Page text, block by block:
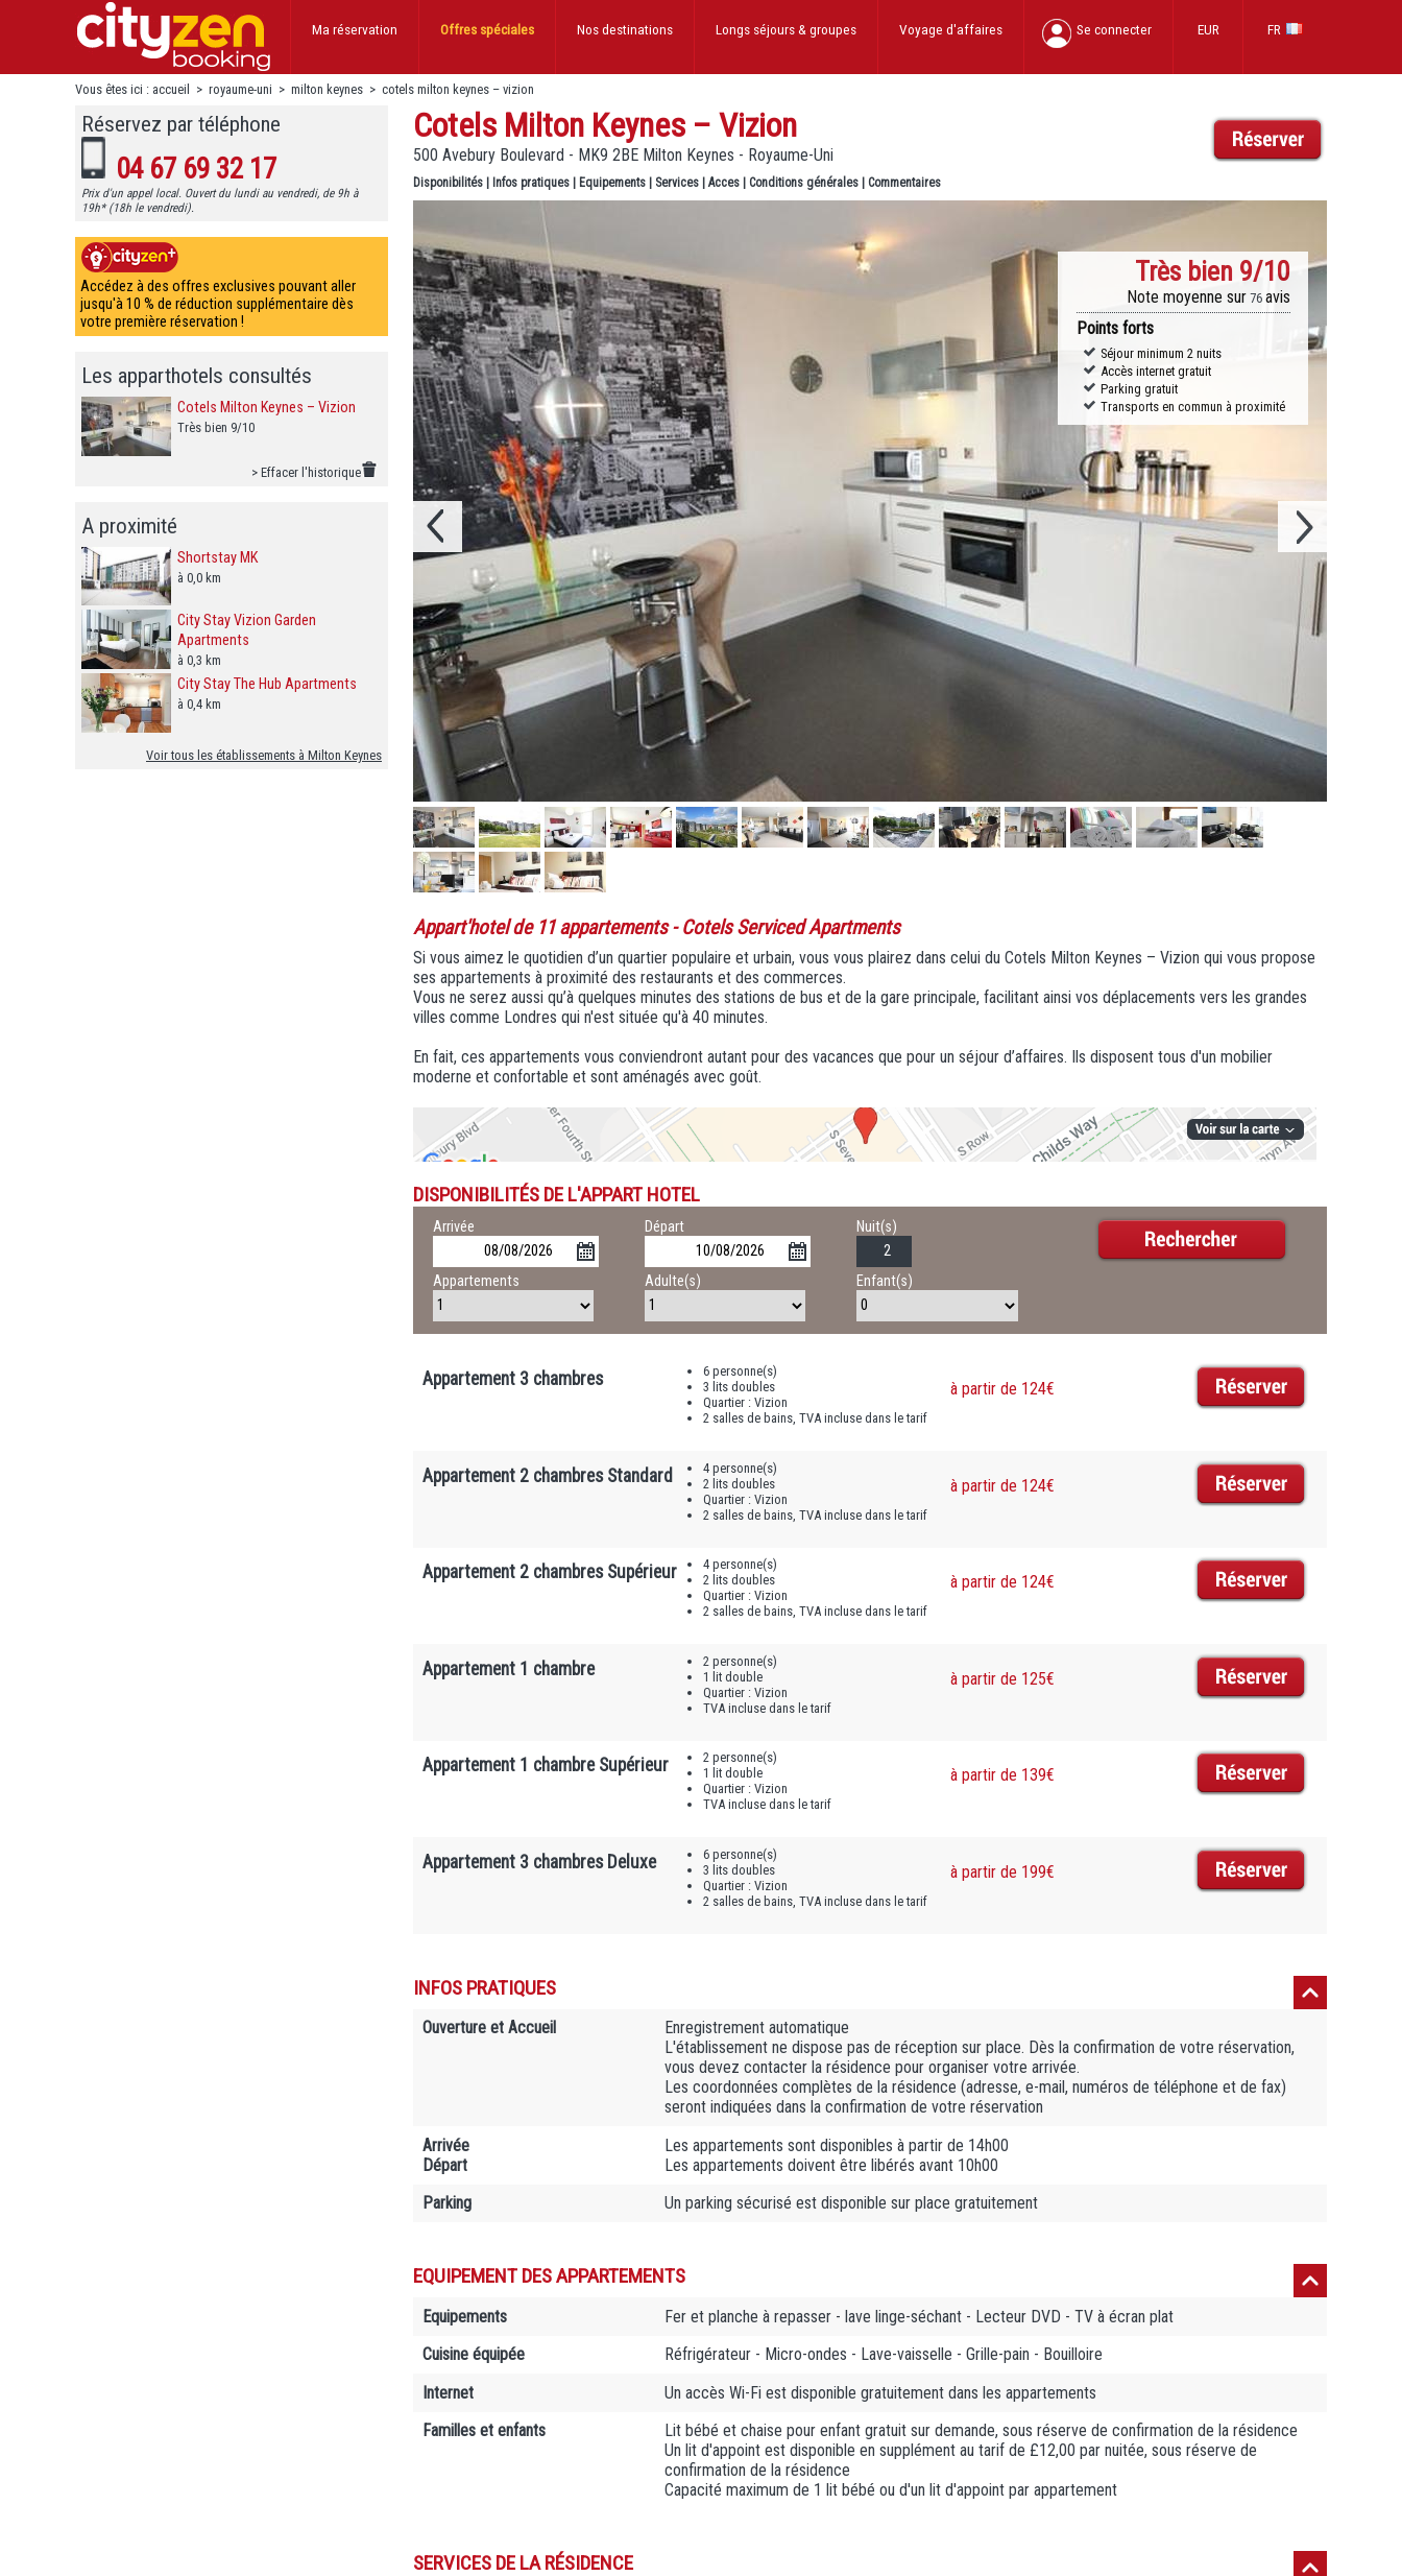
FR
EUR
Se connecter
Voyage d'affaires
Longs séjours& groupes
Nos destinations
Offres spéciales
Ma réservation
Vous êtes ici : accueil > royaume-uni > milton keynes > cotels milton keynes – vizion
Réservez par téléphone
04 67 69 32 17
Prix d'un appel local. Ouvert du lundi au vendredi, de 9h à
19h* (18h le vendredi).
Accédez à des offres exclusives pouvant aller
jusqu'à 10 % de réduction supplémentaire dès
votre première réservation !
Les apparthotels consultés
Cotels Milton Keynes – Vizion
Très bien 9/10
> Effacer l'historique
A proximité
Shortstay MK
à 0,0 km
City Stay Vizion Garden
Apartments
à 0,3 km
City Stay The Hub Apartments
à 0,4 km
Voir tous les établissements à Milton Keynes
Cotels Milton Keynes – Vizion
500 Avebury Boulevard - MK9 2BE Milton Keynes - Royaume-Uni
Disponibilités Infos pratiques Equipements Services |Acces Conditions générales Commentaires
Très bien 9/10
Note moyenne sur76 avis
Points forts
Séjour minimum 2 nuits
Accès internet gratuit
Parking gratuit
Transports en commun à proximité
Appart'hotel de 11 appartements- Cotels Serviced Apartments
Si vous aimez le quotidien d’un quartier populaire et urbain, vous vous plairez dans celui du Cotels Milton Keynes – Vizion qui vous propose
ses appartements à proximité des restaurants et des commerces.
Vous ne serez aussi qu’à quelques minutes des stations de bus et de la gare principale, facilitant ainsi vos déplacements vers les grandes
villes comme Londres qui n'est située qu'à 40 minutes.
En fait, ces appartements vous conviendront autant pour des vacances que pour un séjour d’affaires. Ils disposent tous d'un mobilier
moderne et confortable et sont aménagés avec goût.
DISPONIBILITÉS DE L'APPART HOTEL
Arrivée Départ Nuit(s)
Appartements Adulte(s) Enfant(s)
Appartement 3 chambres
6 personne(s)
3 lits doubles
Quartier : Vizion
2 salles de bains, TVA incluse dans le tarif
à partir de 124€
Appartement 2 chambres Standard
4 personne(s)
2 lits doubles
Quartier : Vizion
2 salles de bains, TVA incluse dans le tarif
à partir de 124€
Appartement 2 chambres Supérieur
4 personne(s)
2 lits doubles
Quartier : Vizion
2 salles de bains, TVA incluse dans le tarif
à partir de 124€
Appartement 1 chambre
2 personne(s)
1 lit double
Quartier : Vizion
TVA incluse dans le tarif
à partir de 125€
Appartement 1 chambre Supérieur
2 personne(s)
1 lit double
Quartier : Vizion
TVA incluse dans le tarif
à partir de 139€
Appartement 3 chambres Deluxe
6 personne(s)
3 lits doubles
Quartier : Vizion
2 salles de bains, TVA incluse dans le tarif
à partir de 199€
INFOS PRATIQUES
Ouverture et Accueil
Enregistrement automatique
L'établissement ne dispose pas de réception sur place. Dès la confirmation de votre réservation,
vous devez contacter la résidence pour organiser votre arrivée.
Les coordonnées complètes de la résidence (adresse, e-mail, numéros de téléphone et de fax)
seront indiquées dans la confirmation de votre réservation
Arrivée
Départ
Les appartements sont disponibles à partir de 14h00
Les appartements doivent être libérés avant 10h00
Parking
Un parking sécurisé est disponible sur place gratuitement
EQUIPEMENT DES APPARTEMENTS
Equipements
Fer et planche à repasser - lave linge-séchant - Lecteur DVD - TV à écran plat
Cuisine équipée
Réfrigérateur - Micro-ondes - Lave-vaisselle - Grille-pain - Bouilloire
Internet
Un accès Wi-Fi est disponible gratuitement dans les appartements
Familles et enfants
Lit bébé et chaise pour enfant gratuit sur demande, sous réserve de confirmation de la résidence
Un lit d'appoint est disponible en supplément au tarif de £12,00 par nuitée, sous réserve de
confirmation de la résidence
Capacité maximum de 1 lit bébé ou d'un lit d'appoint par appartement
SERVICES DE LA RÉSIDENCE